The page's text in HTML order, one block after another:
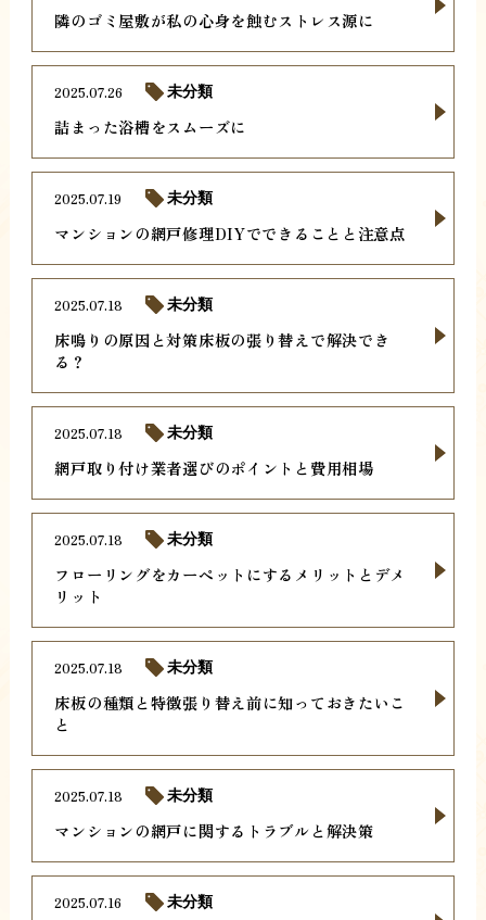
隣のゴミ屋敷が私の心身を蝕むストレス源に
詰まった浴槽をスムーズに
2025.07.26 未分類
マンションの網戸修理DIYでできることと注意点
2025.07.19 未分類
床鳴りの原因と対策床板の張り替えで解決でき
る？
2025.07.18 未分類
網戸取り付け業者選びのポイントと費用相場
2025.07.18 未分類
フローリングをカーペットにするメリットとデメ
リット
2025.07.18 未分類
床板の種類と特徴張り替え前に知っておきたいこ
と
2025.07.18 未分類
マンションの網戸に関するトラブルと解決策
2025.07.18 未分類
2025.07.16 未分類